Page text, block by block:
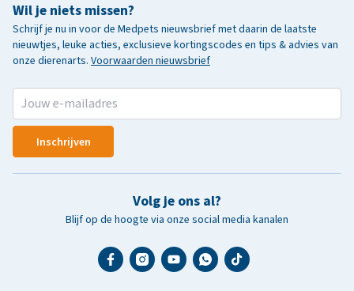
Wil je niets missen?
Schrijf je nu in voor de Medpets nieuwsbrief met daarin de laatste
nieuwtjes, leuke acties, exclusieve kortingscodes en tips & advies van
onze dierenarts. Voorwaarden nieuwsbrief
Inschrijven
Volg je ons al?
Blijf op de hoogte via onze social media kanalen